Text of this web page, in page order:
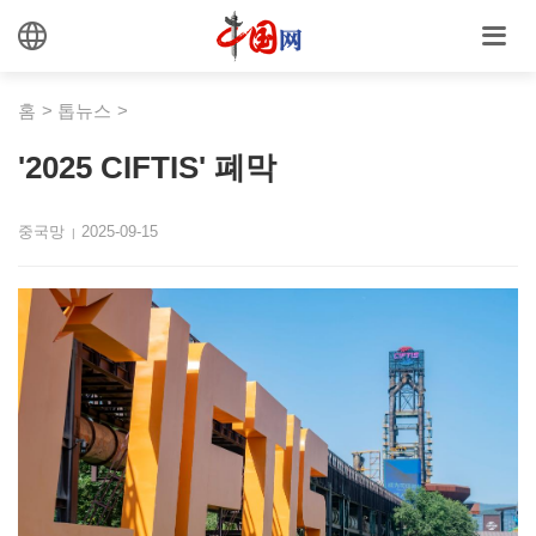
홈 > 톱뉴스 >
'2025 CIFTIS' 폐막
중국망 | 2025-09-15